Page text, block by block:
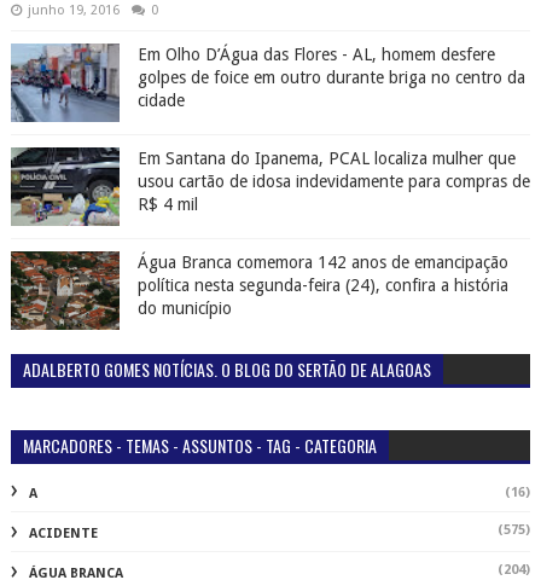
junho 19, 2016 0
Em Olho D’Água das Flores - AL, homem desfere
golpes de foice em outro durante briga no centro da
cidade
Em Santana do Ipanema, PCAL localiza mulher que
usou cartão de idosa indevidamente para compras de
R$ 4 mil
Água Branca comemora 142 anos de emancipação
política nesta segunda-feira (24), confira a história
do município
ADALBERTO GOMES NOTÍCIAS. O BLOG DO SERTÃO DE ALAGOAS
MARCADORES - TEMAS - ASSUNTOS - TAG - CATEGORIA
A (16)
ACIDENTE (575)
ÁGUA BRANCA (204)